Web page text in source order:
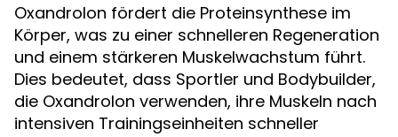
Oxandrolon fördert die Proteinsynthese im
Körper, was zu einer schnelleren Regeneration
und einem stärkeren Muskelwachstum führt.
Dies bedeutet, dass Sportler und Bodybuilder,
die Oxandrolon verwenden, ihre Muskeln nach
intensiven Trainingseinheiten schneller